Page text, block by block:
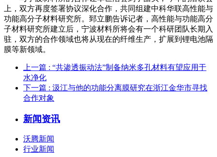
上，双方再度签署协议深化合作，共同组建中科华联高性能与
功能高分子材料研究所。郅立鹏告诉记者，高性能与功能高分
子材料研究所建立后，宁波材料所将会有一个科研团队长期入
驻，双方的合作领域也将从现在的纤维生产，扩展到锂电池隔
膜等新领域。
上一篇 : “共渗透振动法”制备纳米多孔材料有望应用于
水净化
下一篇 : 汲江与他的功能分离膜研究在浙江金华市寻找
合作对象
新闻资讯
沃腾新闻
行业新闻